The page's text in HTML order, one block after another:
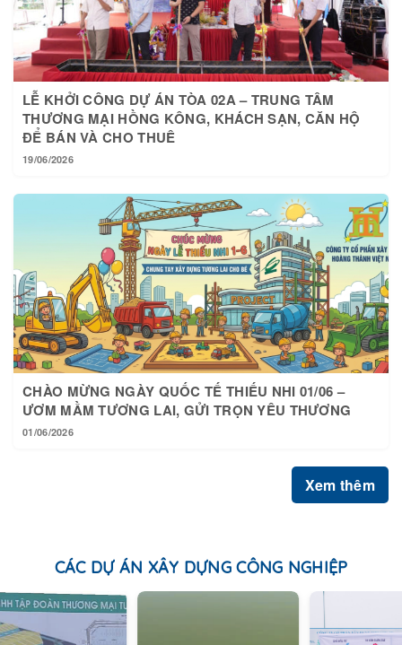
LỄ KHỞI CÔNG DỰ ÁN TÒA 02A – TRUNG TÂM
THƯƠNG MẠI HỒNG KÔNG, KHÁCH SẠN, CĂN HỘ
ĐỂ BÁN VÀ CHO THUÊ
19/06/2026
CHÀO MỪNG NGÀY QUỐC TẾ THIẾU NHI 01/06 –
ƯƠM MẦM TƯƠNG LAI, GỬI TRỌN YÊU THƯƠNG
01/06/2026